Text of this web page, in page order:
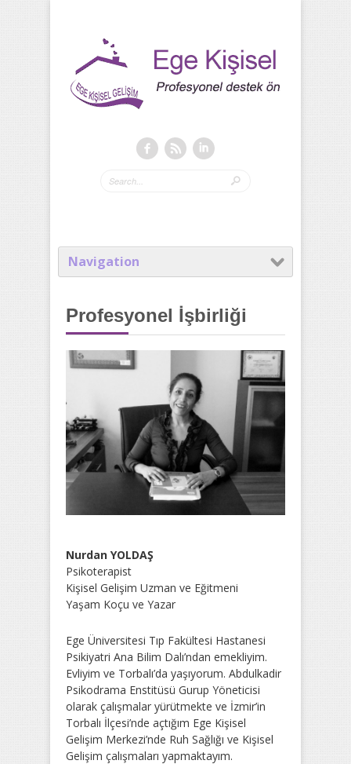
Navigation
Profesyonel İşbirliği
Nurdan YOLDAŞ
Psikoterapist
Kişisel Gelişim Uzman ve Eğitmeni
Yaşam Koçu ve Yazar
Ege Üniversitesi Tıp Fakültesi Hastanesi
Psikiyatri Ana Bilim Dalı’ndan emekliyim.
Evliyim ve Torbalı’da yaşıyorum. Abdulkadir
Psikodrama Enstitüsü Gurup Yöneticisi
olarak çalışmalar yürütmekte ve İzmir’in
Torbalı İlçesi’nde açtığım Ege Kişisel
Gelişim Merkezi’nde Ruh Sağlığı ve Kişisel
Gelişim çalışmaları yapmaktayım.